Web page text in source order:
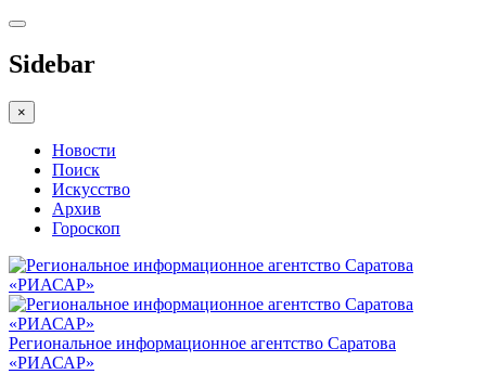
Sidebar
×
Новости
Поиск
Искусство
Архив
Гороскоп
Региональное информационное агентство Саратова
«РИАСАР»